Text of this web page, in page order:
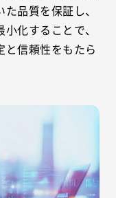
品質を保証し、
化することで、
と信頼性をもたら